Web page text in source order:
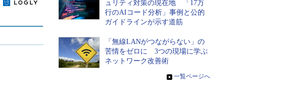
ュリティ対策の現在地 「17万
行のAIコード分析」事例と公的
ガイドラインが示す道筋
「無線LANがつながらない」の
苦情をゼロに 3つの現場に学ぶ
ネットワーク改善術
» 一覧ページへ